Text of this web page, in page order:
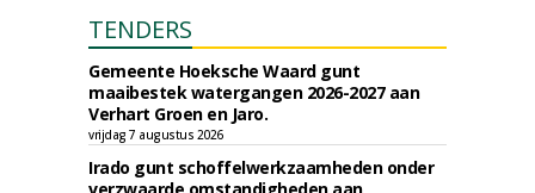
TENDERS
Gemeente Hoeksche Waard gunt
maaibestek watergangen 2026-2027 aan
Verhart Groen en Jaro.
vrijdag 7 augustus 2026
Irado gunt schoffelwerkzaamheden onder